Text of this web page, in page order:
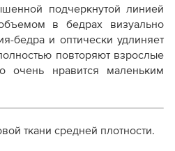
подчеркнутой линией
в бедрах визуально
бедра и оптически удлиняет
повторяют взрослые
очень нравится маленьким
ткани средней плотности.